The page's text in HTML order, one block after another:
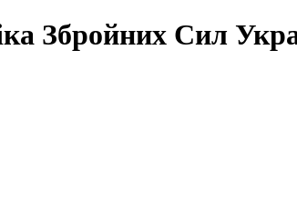
Збройних Сил